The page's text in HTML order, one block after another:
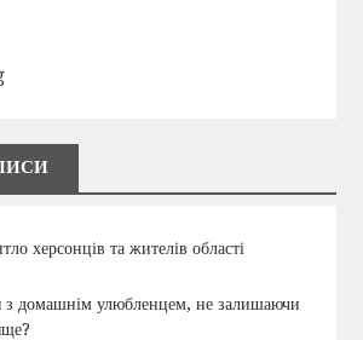
херсонців та жителів області
з домашнім улюбленцем, не залишаючи